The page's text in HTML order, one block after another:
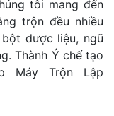
tôi mang đến
trộn đều nhiều
dược liệu, ngũ
Thành Ý chế tạo
Máy Trộn Lập